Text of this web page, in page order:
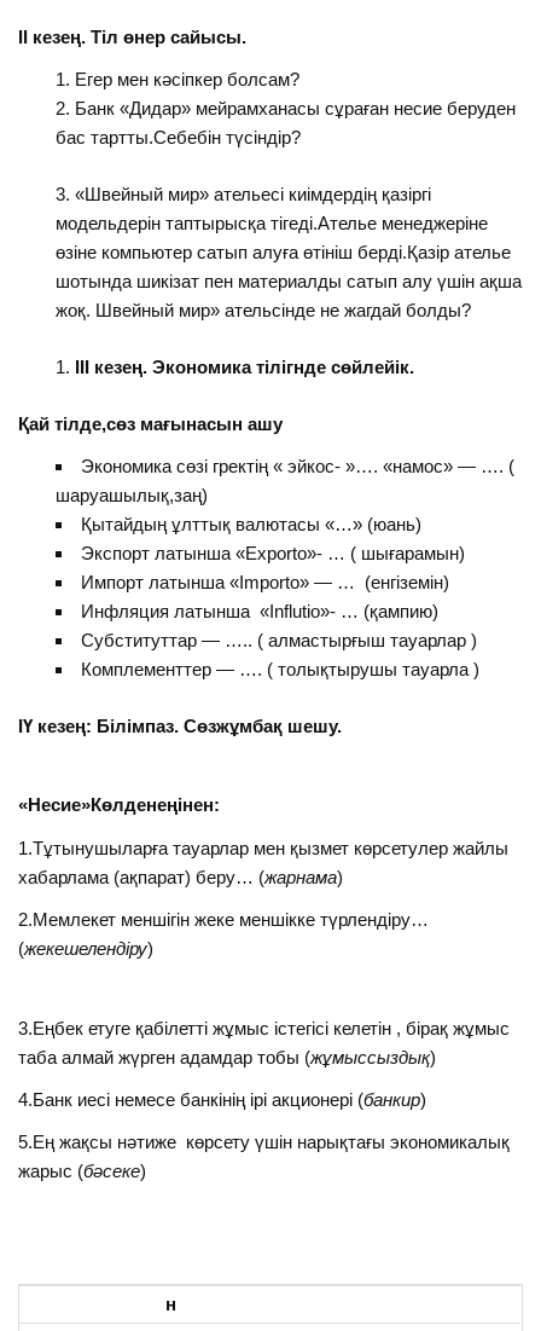
ІІ кезең. Тіл өнер сайысы.
Егер мен кәсіпкер болсам?
Банк «Дидар» мейрамханасы сұраған несие беруден
бас тартты.Себебін түсіндір?
«Швейный мир» ательесі киімдердің қазіргі
модельдерін таптырысқа тігеді.Ателье менеджеріне
өзіне компьютер сатып алуға өтініш берді.Қазір ателье
шотында шикізат пен материалды сатып алу үшін ақша
жоқ. Швейный мир» ательсінде не жагдай болды?
ІІІ кезең. Экономика тілігнде сөйлейік.
Қай тілде,сөз мағынасын ашу
Экономика сөзі гректің « эйкос- »…. «намос» — …. (
шаруашылық,заң)
Қытайдың ұлттық валютасы «…» (юань)
Экспорт латынша «Exporto»- … ( шығарамын)
Импорт латынша «Importo» — … (енгіземін)
Инфляция латынша «Influtio»- … (қампию)
Субституттар — ….. ( алмастырғыш тауарлар )
Комплементтер — …. ( толықтырушы тауарла )
ІҮ кезең: Білімпаз. Сөзжұмбақ шешу.
«Несие»Көлденеңінен:
1.Тұтынушыларға тауарлар мен қызмет көрсетулер жайлы
хабарлама (ақпарат) беру… (жарнама)
2.Мемлекет меншігін жеке меншікке түрлендіру…
(жекешелендіру)
3.Еңбек етуге қабілетті жұмыс істегісі келетін , бірақ жұмыс
таба алмай жүрген адамдар тобы (жұмыссыздық)
4.Банк иесі немесе банкінің ірі акционері (банкир)
5.Ең жақсы нәтиже көрсету үшін нарықтағы экономикалық
жарыс (бәсеке)
н